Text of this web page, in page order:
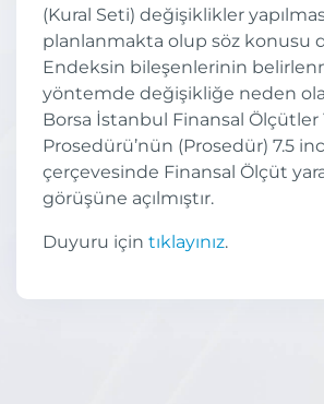
(Kural Seti) değişiklikler
planlanmakta olup söz konusu
Endeksin bileşenlerinin
yöntemde değişikliğe neden
Borsa İstanbul Finansal
Prosedürü’nün (Prosedür) 7.5
çerçevesinde Finansal Ölçüt
görüşüne açılmıştır.
Duyuru için tıklayınız.